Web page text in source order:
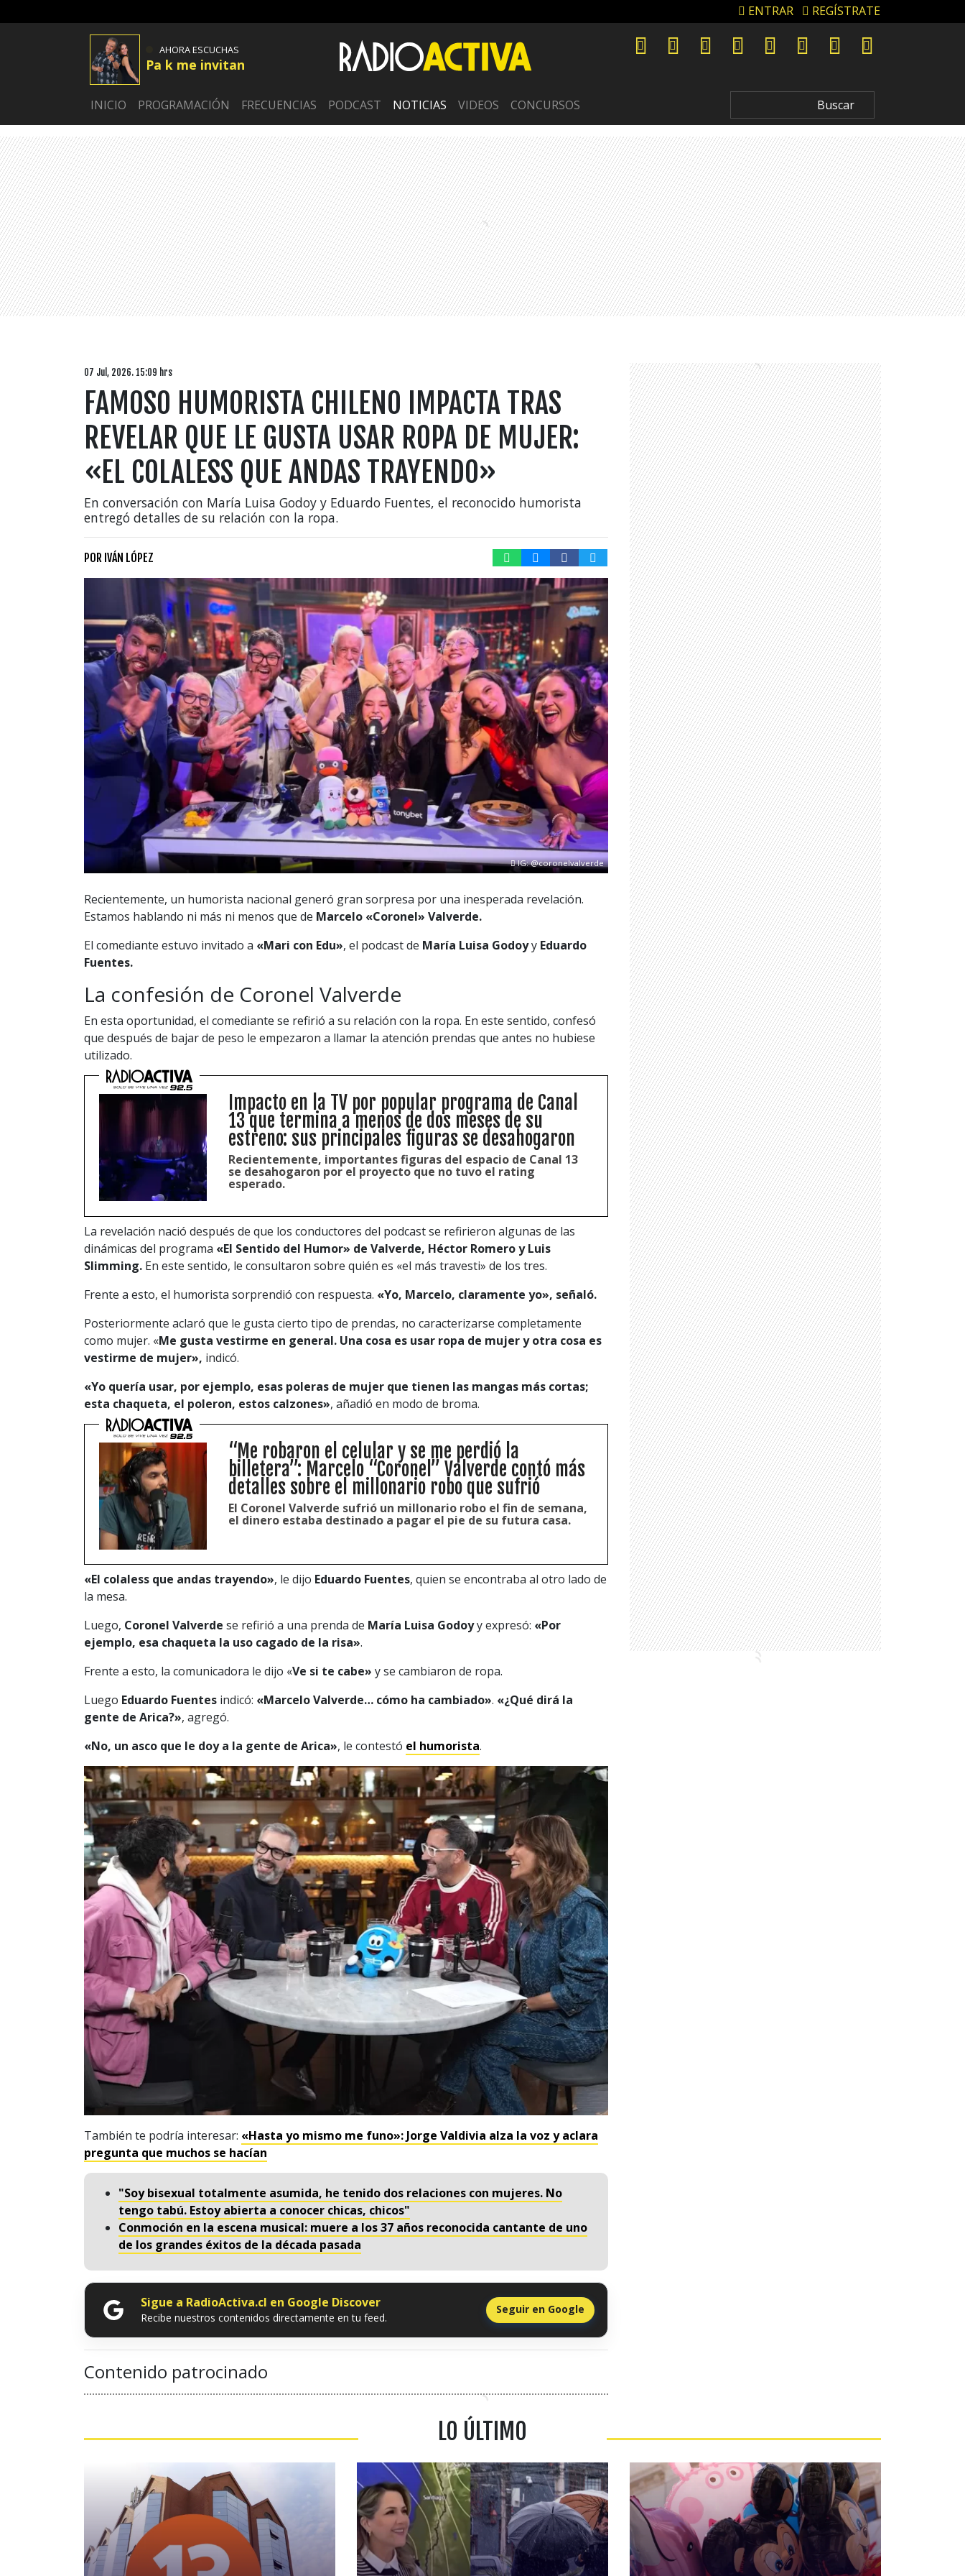
ENTRAR REGÍSTRATE
AHORA ESCUCHAS
Pa k me invitan
INICIO PROGRAMACIÓN FRECUENCIAS PODCAST NOTICIAS VIDEOS CONCURSOS
07 Jul, 2026. 15:09 hrs
FAMOSO HUMORISTA CHILENO IMPACTA TRAS
REVELAR QUE LE GUSTA USAR ROPA DE MUJER:
«EL COLALESS QUE ANDAS TRAYENDO»
En conversación con María Luisa Godoy y Eduardo Fuentes, el reconocido humorista
entregó detalles de su relación con la ropa.
POR IVÁN LÓPEZ
IG: @coronelvalverde
Recientemente, un humorista nacional generó gran sorpresa por una inesperada revelación.
Estamos hablando ni más ni menos que de Marcelo «Coronel» Valverde.
El comediante estuvo invitado a «Mari con Edu», el podcast de María Luisa Godoyy Eduardo
Fuentes.
La confesión de Coronel Valverde
En esta oportunidad, el comediante se refirió a su relación con la ropa. En este sentido, confesó
que después de bajar de peso le empezaron a llamar la atención prendas que antes no hubiese
utilizado.
Impacto en la TV por popular programa de Canal
13 que termina a menos de dos meses de su
estreno: sus principales figuras se desahogaron
Recientemente, importantes figuras del espacio de Canal 13
se desahogaron por el proyecto que no tuvo el rating
esperado.
La revelación nació después de que los conductores del podcast se refirieron algunas de las
dinámicas del programa «El Sentido del Humor» de Valverde, Héctor Romero y Luis
Slimming. En este sentido, le consultaron sobre quién es «el más travesti» de los tres.
Frente a esto, el humorista sorprendió con respuesta. «Yo, Marcelo, claramente yo», señaló.
Posteriormente aclaró que le gusta cierto tipo de prendas, no caracterizarse completamente
como mujer. «Me gusta vestirme en general. Una cosa es usar ropa de mujer y otra cosa es
vestirme de mujer», indicó.
«Yo quería usar, por ejemplo, esas poleras de mujer que tienen las mangas más cortas;
esta chaqueta, el poleron, estos calzones», añadió en modo de broma.
“Me robaron el celular y se me perdió la
billetera”: Marcelo “Coronel” Valverde contó más
detalles sobre el millonario robo que sufrió
El Coronel Valverde sufrió un millonario robo el fin de semana,
el dinero estaba destinado a pagar el pie de su futura casa.
«El colaless que andas trayendo», le dijo Eduardo Fuentes, quien se encontraba al otro lado de
la mesa.
Luego, Coronel Valverde se refirió a una prenda de María Luisa Godoyy expresó: «Por
ejemplo, esa chaqueta la uso cagado de la risa».
Frente a esto, la comunicadora le dijo «Ve si te cabe» y se cambiaron de ropa.
Luego Eduardo Fuentes indicó: «Marcelo Valverde… cómo ha cambiado». «¿Qué dirá la
gente de Arica?», agregó.
«No, un asco que le doy a la gente de Arica», le contestó el humorista.
También te podría interesar: «Hasta yo mismo me funo»: Jorge Valdivia alza la voz y aclara
pregunta que muchos se hacían
"Soy bisexual totalmente asumida, he tenido dos relaciones con mujeres. No
tengo tabú. Estoy abierta a conocer chicas, chicos"
Conmoción en la escena musical: muere a los 37 años reconocida cantante de uno
de los grandes éxitos de la década pasada
Sigue a RadioActiva.cl en Google Discover
Recibe nuestros contenidos directamente en tu feed.
Seguir en Google
Contenido patrocinado
LO ÚLTIMO